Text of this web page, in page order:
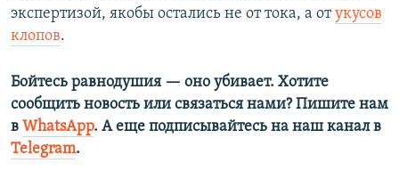
экспертизой, якобы остались не от тока, а отукусов
клопов.
Бойтесь равнодушия — оно убивает. Хотите
сообщить новость или связаться нами? Пишите нам
в WhatsApp. А еще подписывайтесь на наш канал в
Telegram.